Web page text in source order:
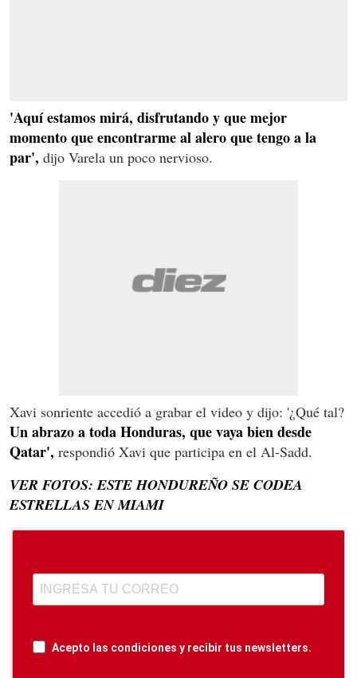
'Aquí estamos mirá, disfrutando y que mejor
momento que encontrarme al alero que tengo a la
par', dijo Varela un poco nervioso.
Xavi sonriente accedió a grabar el video y dijo: '¿Qué tal?
Un abrazo a toda Honduras, que vaya bien desde
Qatar', respondió Xavi que participa en el Al-Sadd.
VER FOTOS: ESTE HONDUREÑO SE CODEA
ESTRELLAS EN MIAMI
Acepto las condiciones y recibir tus newsletters.